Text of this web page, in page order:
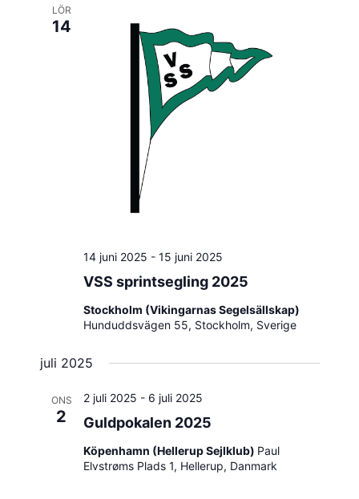
LÖR
14
VSS sprintsegling 2025
14 juni 2025 - 15 juni 2025
Stockholm (Vikingarnas Segelsällskap)
Hunduddsvägen 55, Stockholm, Sverige
juli 2025
ONS
2 Guldpokalen 2025
2 juli 2025 - 6 juli 2025
Köpenhamn (Hellerup Sejlklub) Paul
Elvstrøms Plads 1, Hellerup, Danmark